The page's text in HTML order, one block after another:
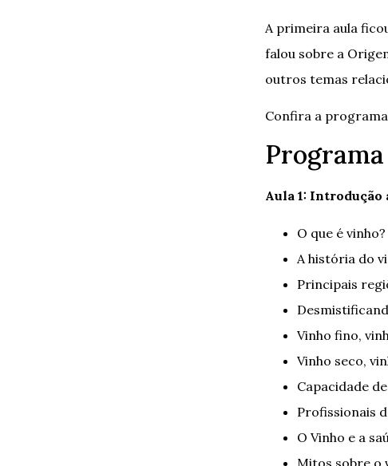
A primeira aula
falou sobre a
outros temas
Confira a
Aula 1: Introdução
O que é vinho?
A história do
Principais
Vinho fino,
Vinho seco,
Capacidade
Profissionais
O Vinho e a
Mitos sobre o